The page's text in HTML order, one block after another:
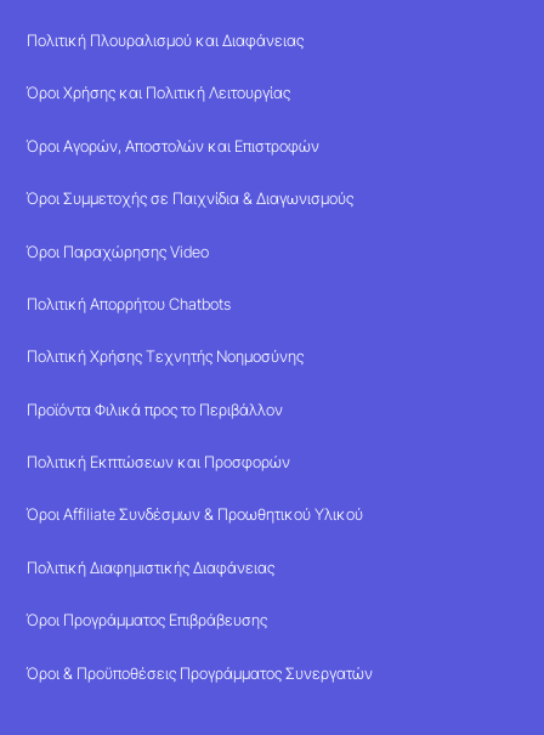
Πολιτική Πλουραλισμού και Διαφάνειας
Όροι Χρήσης και Πολιτική Λειτουργίας
Όροι Αγορών, Αποστολών και Επιστροφών
Όροι Συμμετοχής σε Παιχνίδια & Διαγωνισμούς
Όροι Παραχώρησης Video
Πολιτική Απορρήτου Chatbots
Πολιτική Χρήσης Τεχνητής Νοημοσύνης
Προϊόντα Φιλικά προς το Περιβάλλον
Πολιτική Εκπτώσεων και Προσφορών
Όροι Affiliate Συνδέσμων & Προωθητικού Υλικού
Πολιτική Διαφημιστικής Διαφάνειας
Όροι Προγράμματος Επιβράβευσης
Όροι & Προϋποθέσεις Προγράμματος Συνεργατών